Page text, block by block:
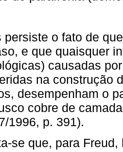
persiste o fato de
e que quaisquer
causadas
na construção
desempenham o
cobre de
1996, p. 391).
se que, para